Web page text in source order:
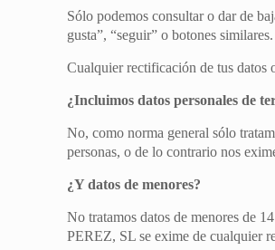
Sólo podemos consultar o dar de
gusta”, “seguir” o botones similares.
Cualquier rectificación de tus datos
¿Incluimos datos personales de
No, como norma general sólo
personas, o de lo contrario nos
¿Y datos de menores?
No tratamos datos de menores de
PEREZ, SL se exime de cualquier